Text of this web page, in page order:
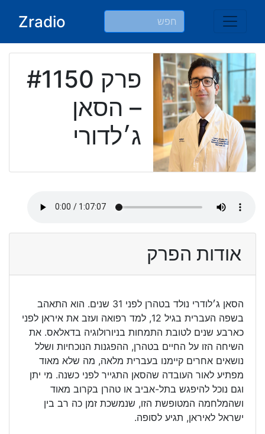
Zradio
פרק #1150
– הסאן
ג׳לדורי
אודות הפרק
הסאן ג׳לודרי נולד בטהרן לפני 31 שנים. הוא התאהב
בשפה העברית בגיל 12, למד רפואה ועזב את איראן לפני
כארבע שנים לטובת התמחות בניורולוגיה בדאלאס. את
השיחה הזו על החיים בטהרן, ההפגנות הנוכחיות ושלל
נושאים אחרים קיימנו בעברית מלאה, מה שלא מאוד
מפתיע לאור העובדה שהסאן התגייר לפני כשנה. מי יתן
וגם נוכל להיפגש בתל-אביב או טהרן בקרוב מאוד
ושהמלחמה המטופשת הזו, שנמשכת זמן כה רב בין
ישראל לאיראן, תגיע לסופה.